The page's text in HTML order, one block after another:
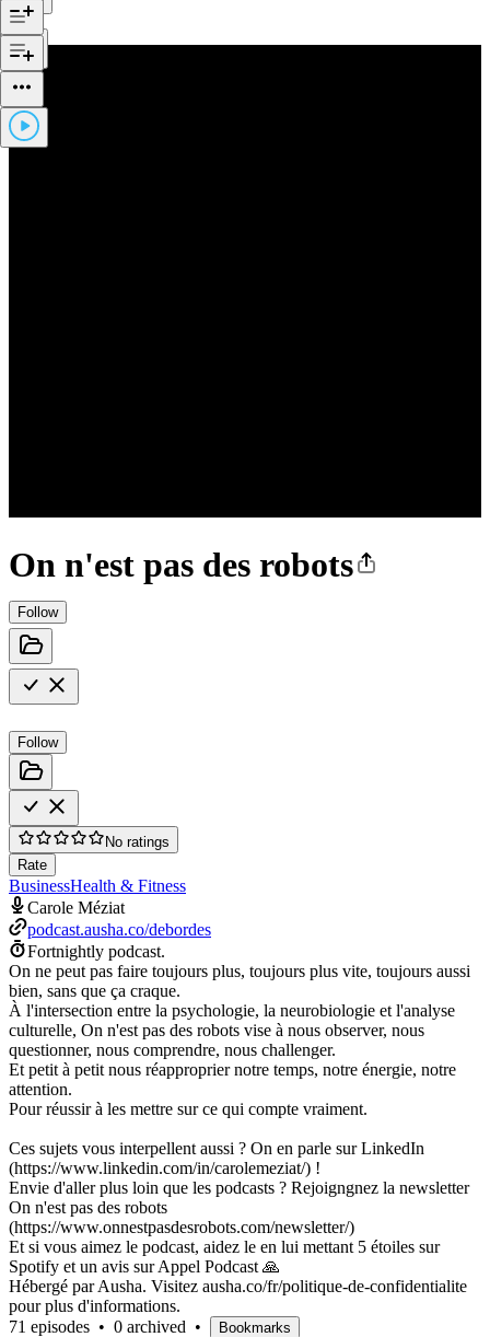
On n'est pas des robots
Follow
Follow
No ratings
Rate
BusinessHealth & Fitness
Carole Méziat
podcast.ausha.co/debordes
Fortnightly podcast.
On ne peut pas faire toujours plus, toujours plus vite, toujours aussi
bien, sans que ça craque.
À l'intersection entre la psychologie, la neurobiologie et l'analyse
culturelle, On n'est pas des robots vise à nous observer, nous
questionner, nous comprendre, nous challenger.
Et petit à petit nous réapproprier notre temps, notre énergie, notre
attention.
Pour réussir à les mettre sur ce qui compte vraiment.
Ces sujets vous interpellent aussi ? On en parle sur LinkedIn
(https://www.linkedin.com/in/carolemeziat/) !
Envie d'aller plus loin que les podcasts ? Rejoigngnez la newsletter
On n'est pas des robots
(https://www.onnestpasdesrobots.com/newsletter/)
Et si vous aimez le podcast, aidez le en lui mettant 5 étoiles sur
Spotify et un avis sur Appel Podcast 🙏
Hébergé par Ausha. Visitez ausha.co/fr/politique-de-confidentialite
pour plus d'informations.
71 episodes • 0 archived • Bookmarks